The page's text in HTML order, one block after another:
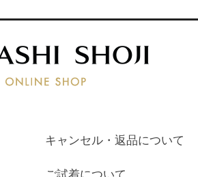
キャンセル・返品について
ご試着について